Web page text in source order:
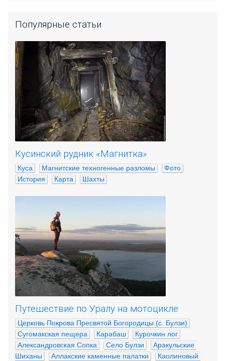
Популярные статьи
Кусинский рудник «Магнитка»
Куса Магнитские техногенные разломы
Фото
История
Карта Шахты
Путешествие по Уралу на мотоцикле
Церковь Покрова Пресвятой Богородицы (с. Булзи)
Сугомакская пещера
Карабаш
Курочкин лог
Александровская Сопка
Село Булзи
Аракульские
Шиханы
Аллакские каменные палатки
Каолиновый